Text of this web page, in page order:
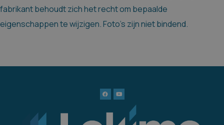
fabrikant behoudt zich het recht om bepaalde
eigenschappen te wijzigen. Foto's zijn niet bindend.